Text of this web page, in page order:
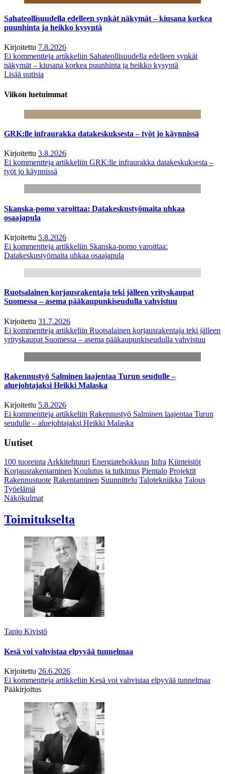
Sahateollisuudella edelleen synkät näkymät – kiusana korkea
puunhinta ja heikko kysyntä
Kirjoitettu 7.8.2026
Ei kommentteja artikkeliin Sahateollisuudella edelleen synkät
näkymät – kiusana korkea puunhinta ja heikko kysyntä
Lisää uutisia
Viikon luetuimmat
GRK:lle infraurakka datakeskuksesta – työt jo käynnissä
Kirjoitettu 3.8.2026
Ei kommentteja artikkeliin GRK:lle infraurakka datakeskuksesta –
työt jo käynnissä
Skanska-pomo varoittaa: Datakeskustyömaita uhkaa
osaajapula
Kirjoitettu 5.8.2026
Ei kommentteja artikkeliin Skanska-pomo varoittaa:
Datakeskustyömaita uhkaa osaajapula
Ruotsalainen korjausrakentaja teki jälleen yrityskaupat
Suomessa – asema pääkaupunkiseudulla vahvistuu
Kirjoitettu 31.7.2026
Ei kommentteja artikkeliin Ruotsalainen korjausrakentaja teki jälleen
yrityskaupat Suomessa – asema pääkaupunkiseudulla vahvistuu
Rakennustyö Salminen laajentaa Turun seudulle –
aluejohtajaksi Heikki Malaska
Kirjoitettu 5.8.2026
Ei kommentteja artikkeliin Rakennustyö Salminen laajentaa Turun
seudulle – aluejohtajaksi Heikki Malaska
Uutiset
100 tuoreintaArkkitehtuuri Energiatehokkuus Infra Kiinteistöt
Korjausrakentaminen Koulutus ja tutkimus Pientalo Projektit
Rakennustuote Rakentaminen Suunnittelu Talotekniikka Talous
Työelämä
Näkökulmat
Toimitukselta
Tapio Kivistö
Kesä voi vahvistaa elpyvää tunnelmaa
Kirjoitettu 26.6.2026
Ei kommentteja artikkeliin Kesä voi vahvistaa elpyvää tunnelmaa
Pääkirjoitus